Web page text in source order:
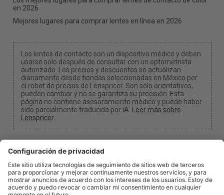
en 2026
Mejores lugares para comprar lentes en línea en 2026
Los lentes de contacto son un dispositivo médico y deben
usarse solo después de consultar con un optometrista
autorizado. Los precios y descuentos se actualizan
diariamente desde tiendas seleccionadas en México por
el robot de precios de Lenspricer. Son solo orientativos,
pueden cambiar y no se garantiza su precisión. Esta
página no contiene asesoramiento médico y puede haber
sido parcialmente traducida por IA. Leer más sobre
Lenspricer.
Configuración de cookies y privacidad